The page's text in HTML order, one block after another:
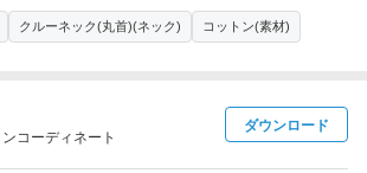
クルーネック(丸首)(ネック) コットン(素材)
コーディネート
ダウンロード